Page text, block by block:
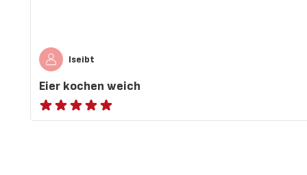
Iseibt
Eier kochen weich
ratings.NaN